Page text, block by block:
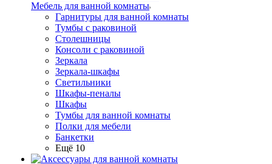
Мебель для ванной комнаты
Гарнитуры для ванной комнаты
Тумбы с раковиной
Столешницы
Консоли с раковиной
Зеркала
Зеркала-шкафы
Светильники
Шкафы-пеналы
Шкафы
Тумбы для ванной комнаты
Полки для мебели
Банкетки
Ещё 10